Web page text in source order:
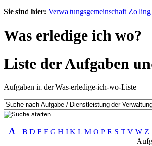
Sie sind hier: Verwaltungsgemeinschaft Zolling
Was erledige ich wo?
Liste der Aufgaben
Aufgaben in der Was-erledige-ich-wo-Liste
A B D E F G H I K L M O P R S T V W Z